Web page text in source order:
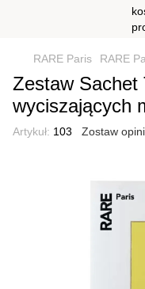
RARE Paris RARE
Zestaw Sachet
wyciszających
Artykuł: 103 Zostaw